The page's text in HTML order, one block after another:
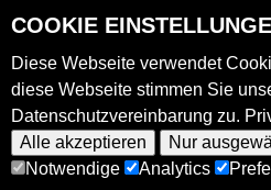
COOKIE
Diese Webseite verwendet
diese Webseite stimmen Sie
Datenschutzvereinbarung zu.
Alle akzeptieren
Nur
Notwendige
Analytics